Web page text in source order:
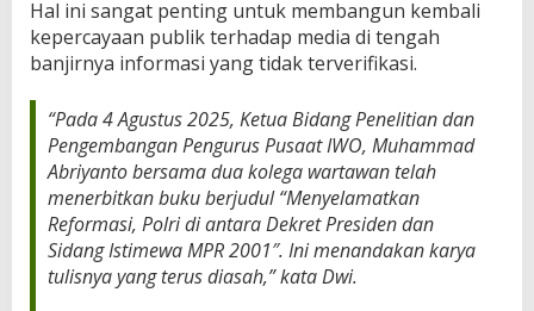
Hal ini sangat penting untuk membangun kembali
kepercayaan publik terhadap media di tengah
banjirnya informasi yang tidak terverifikasi.
“Pada 4 Agustus 2025, Ketua Bidang Penelitian dan
Pengembangan Pengurus Pusaat IWO, Muhammad
Abriyanto bersama dua kolega wartawan telah
menerbitkan buku berjudul “Menyelamatkan
Reformasi, Polri di antara Dekret Presiden dan
Sidang Istimewa MPR 2001″. Ini menandakan karya
tulisnya yang terus diasah,” kata Dwi.